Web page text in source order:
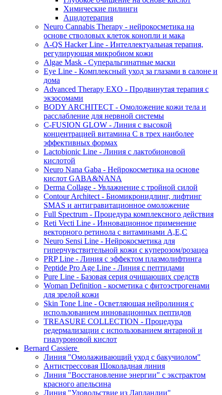
Химические пилинги
Ацидотерапия
Neuro Cannabis Therapy - нейрокосметика на
основе стволовых клеток конопли и мака
A-QS Hacker Line - Интеллектуальная терапия,
регулирующая микробиом кожи
Algae Mask - Суперальгинатные маски
Eye Line - Комплексный уход за глазами в салоне и
дома
Advanced Therapy EXO - Продвинутая терапия с
экзосомами
BODY ARCHITECT - Омоложение кожи тела и
расслабление для нервной системы
C-FUSION GLOW - Линия с высокой
концентрацией витамина C в трех наиболее
эффективных формах
Lactobionic Line - Линия с лактобионовой
кислотой
Neuro Nana Gaba - Нейрокосметика на основе
кислот GABA&NANA
Derma Collage - Увлажнение с тройной силой
Contour Architect - Биомикронидлинг, лифтинг
SMAS и антигравитационное омоложение
Full Spectrum - Процедура комплексного действия
Reti Vecti Line - Инновационное применение
векторного ретинола с витаминами A,Е,С
Neuro Sensi Line - Нейрокосметика для
гиперчувствительной кожи с куперозом/розацеа
PRP Line - Линия с эффектом плазмолифтинга
Peptide Pro Age Line - Линия с пептидами
Pure Line - Базовая серия очищающих средств
Woman Definition - косметика с фитоэстрогенами
для зрелой кожи
Skin Tone Line - Осветляющая нейролиния с
использованием инновационных пептидов
TREASURE COLLECTION - Процедура
редермализации с использованием янтарной и
гиалуроновой кислот
Bernard Cassiere
Линия "Омолаживающий уход с бакучиолом"
Антистрессовая Шоколадная линия
Линия "Восстановление энергии" с экстрактом
красного апельсина
Линия "Удовольствие из Лапландии"